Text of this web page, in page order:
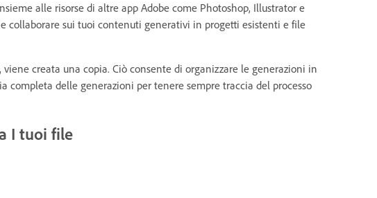
alle risorse di altre app Adobe come Photoshop, Illustrator e
collaborare sui tuoi contenuti generativi in progetti esistenti e file
, viene creata una copia. Ciò consente di organizzare le generazioni in
completa delle generazioni per tenere sempre traccia del processo
I tuoi file